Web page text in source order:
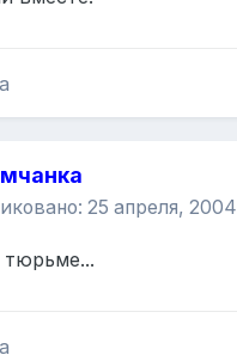
25 апреля, 2004